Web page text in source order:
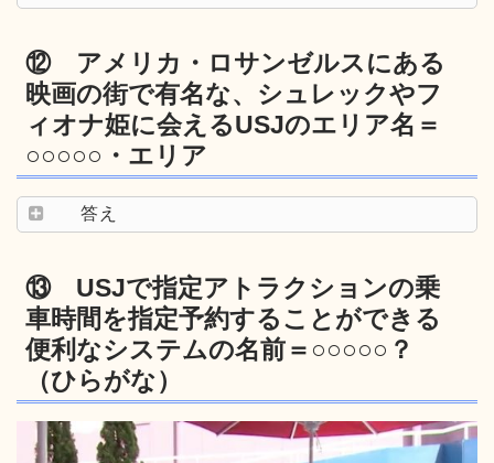
⑫ アメリカ・ロサンゼルスにある
映画の街で有名な、シュレックやフ
ィオナ姫に会えるUSJのエリア名＝
○○○○○・エリア
答え
⑬ USJで指定アトラクションの乗
車時間を指定予約することができる
便利なシステムの名前＝○○○○○？
（ひらがな）